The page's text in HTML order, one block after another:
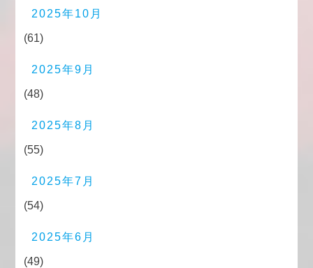
2025年10月
(61)
2025年9月
(48)
2025年8月
(55)
2025年7月
(54)
2025年6月
(49)